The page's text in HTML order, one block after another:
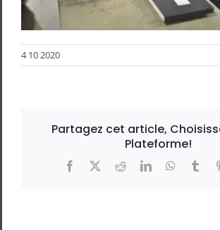
4 10 2020
Partagez cet article,
Plateforme!
Facebook RedditLinkedIn